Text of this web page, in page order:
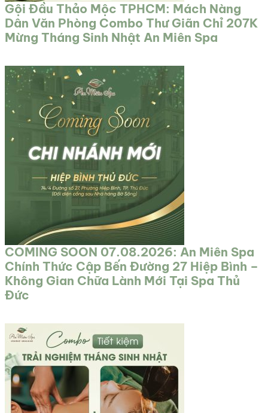
Gội Đầu Thảo Mộc TPHCM: Mách Nàng
Dân Văn Phòng Combo Thư Giãn Chỉ 207K
Mừng Tháng Sinh Nhật An Miên Spa
COMING SOON 07.08.2026: An Miên Spa
Chính Thức Cập Bến Đường 27 Hiệp Bình –
Không Gian Chữa Lành Mới Tại Spa Thủ
Đức